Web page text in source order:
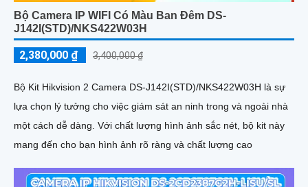
Bộ Camera IP WIFI Có Màu Ban Đêm DS-
J142I(STD)/NKS422W03H
2,380,000 ₫ 3,400,000 ₫
Bộ Kit Hikvision 2 Camera DS-J142I(STD)/NKS422W03H là sự
lựa chọn lý tưởng cho việc giám sát an ninh trong và ngoài nhà
một cách dễ dàng. Với chất lượng hình ảnh sắc nét, bộ kit này
mang đến cho bạn hình ảnh rõ ràng và chất lượng cao